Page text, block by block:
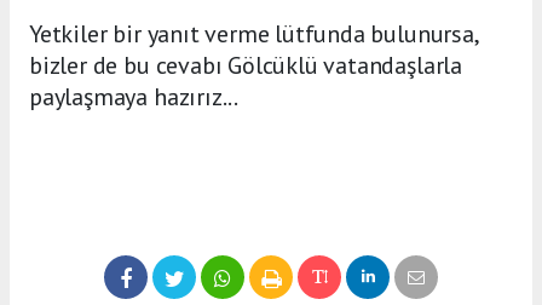
Yetkiler bir yanıt verme lütfunda bulunursa,
bizler de bu cevabı Gölcüklü vatandaşlarla
paylaşmaya hazırız...